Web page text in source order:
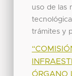
uso de las
trámites y
ÓRGANO